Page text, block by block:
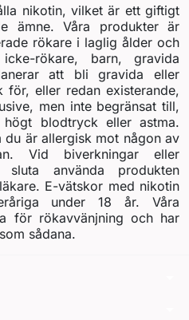
nikotin, vilket är ett giftigt
ämne. Våra produkter är
rökare i laglig ålder och
rökare, barn, gravida
att bli gravida eller
eller redan existerande,
men inte begränsat till,
högt blodtryck eller astma.
är allergisk mot någon av
Vid biverkningar eller
sluta använda produkten
E-vätskor med nikotin
under 18 år. Våra
för rökavvänjning och har
sådana.